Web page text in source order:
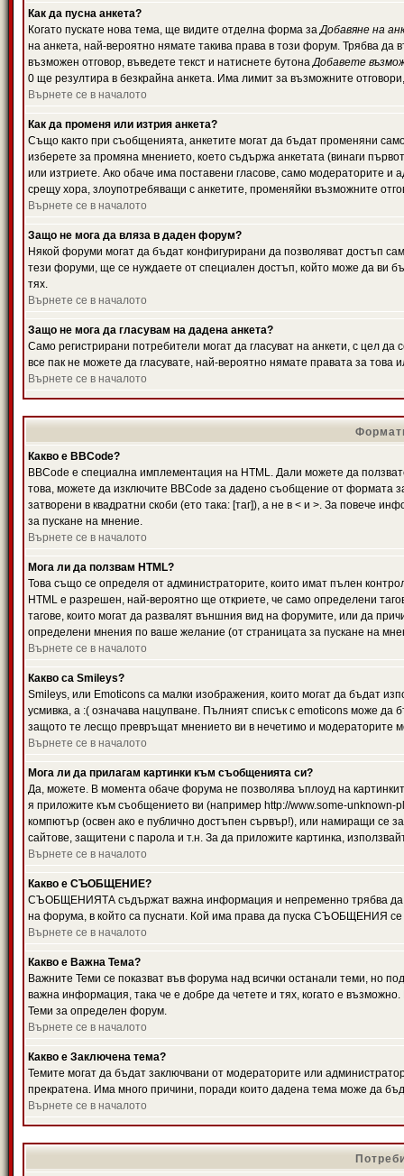
Как да пусна анкета?
Когато пускате нова тема, ще видите отделна форма заДобавяне на
на анкета, най-вероятно нямате такива права в този форум. Трябва да
възможен отговор, въведете текст и натиснете бутонаДобавете
0 ще резултира в безкрайна анкета. Има лимит за възможните
Върнете се в началото
Как да променя или изтрия анкета?
Също както при съобщенията, анкетите могат да бъдат променяни
изберете за промяна мнението, което съдържа анкетата (винаги
или изтриете. Ако обаче има поставени гласове, само модераторите и
срещу хора, злоупотребяващи с анкетите, променяйки възможните
Върнете се в началото
Защо не мога да вляза в даден форум?
Някой форуми могат да бъдат конфигурирани да позволяват достъп
тези форуми, ще се нуждаете от специален достъп, който може да ви
тях.
Върнете се в началото
Защо не мога да гласувам на дадена анкета?
Само регистрирани потребители могат да гласуват на анкети, с цел
все пак не можете да гласувате, най-вероятно нямате правата за това
Върнете се в началото
Какво е BBCode?
BBCode е специална имплементация на HTML. Дали можете да
това, можете да изключите BBCode за дадено съобщение от формата
затворени в квадратни скоби (ето така: [таг]), а не в < и >. За повече
за пускане на мнение.
Върнете се в началото
Мога ли да ползвам HTML?
Това също се определя от администраторите, които имат пълен
HTML е разрешен, най-вероятно ще откриете, че само определени
тагове, които могат да развалят външния вид на форумите, или да
определени мнения по ваше желание (от страницата за пускане на
Върнете се в началото
Какво са Smileys?
Smileys, или Emoticons са малки изображения, които могат да бъдат
усмивка, а :( означава нацупване. Пълният списък с emoticons може да
защото те лесщо превръщат мнението ви в нечетимо и модераторите
Върнете се в началото
Мога ли да прилагам картинки към съобщенията си?
Да, можете. В момента обаче форума не позволява ъплоуд на
я приложите към съобщението ви (например http://www.some-
компютър (освен ако е публично достъпен сървър!), или намиращи се
сайтове, защитени с парола и т.н. За да приложите картинка,
Върнете се в началото
Какво е СЪОБЩЕНИЕ?
СЪОБЩЕНИЯТА съдържат важна информация и непременно трябва да
на форума, в който са пуснати. Кой има права да пуска СЪОБЩЕНИЯ се
Върнете се в началото
Какво е Важна Тема?
Важните Теми се показват във форума над всички останали теми,
важна информация, така че е добре да четете и тях, когато е
Теми за определен форум.
Върнете се в началото
Какво е Заключена тема?
Темите могат да бъдат заключвани от модераторите или
прекратена. Има много причини, поради които дадена тема може да
Върнете се в началото